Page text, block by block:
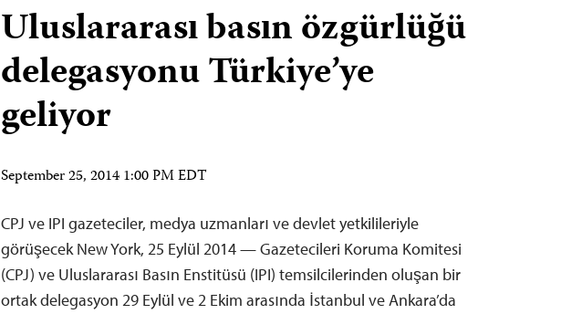
Uluslararası basın özgürlüğü
delegasyonu Türkiye’ye
geliyor
September 25, 2014 1:00 PM EDT
CPJ ve IPI gazeteciler, medya uzmanları ve devlet yetkilileriyle
görüşecek New York, 25 Eylül 2014 — Gazetecileri Koruma Komitesi
(CPJ) ve Uluslararası Basın Enstitüsü (IPI) temsilcilerinden oluşan bir
ortak delegasyon 29 Eylül ve 2 Ekim arasında İstanbul ve Ankara’da